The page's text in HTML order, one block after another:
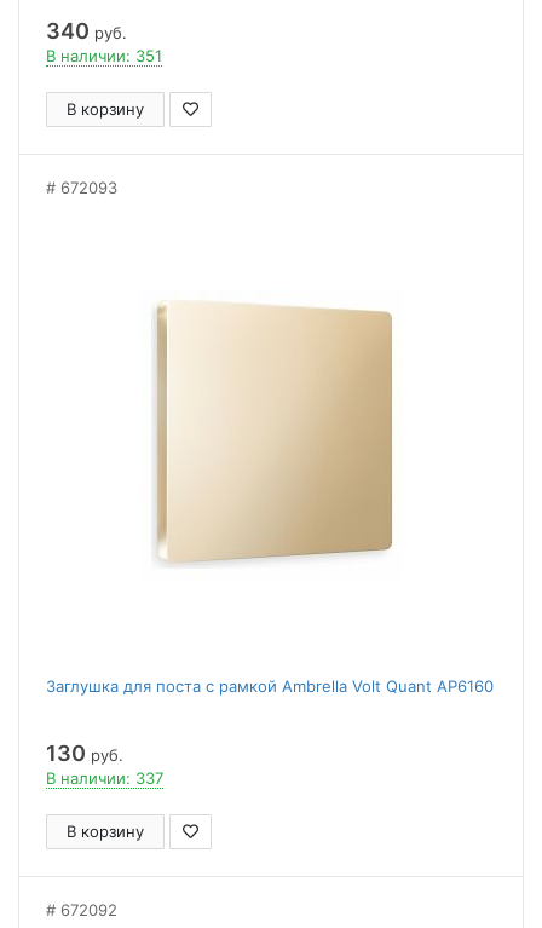
340 руб.
В наличии: 351
В корзину
672093
Заглушка для поста с рамкой Ambrella Volt Quant AP6160
130 руб.
В наличии: 337
В корзину
672092